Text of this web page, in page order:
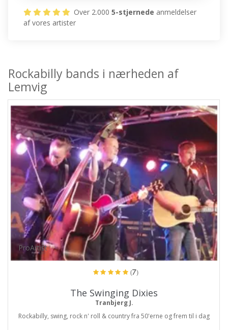
Over 2.0005-stjernede anmeldelser
af vores artister
Rockabilly bands i nærheden af
Lemvig
ProArtist
(7)
The Swinging Dixies
Tranbjerg J.
Rockabilly, swing, rock n' roll & country fra 50'erne og frem til i dag